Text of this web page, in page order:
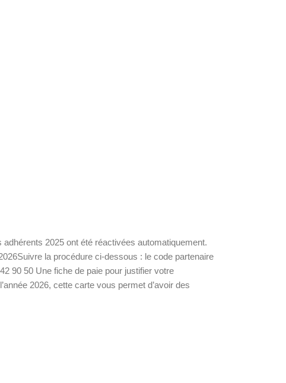
2025 ont été réactivées automatiquement.
la procédure ci-dessous : le code partenaire
90 50 Une fiche de paie pour justifier votre
2026, cette carte vous permet d’avoir des